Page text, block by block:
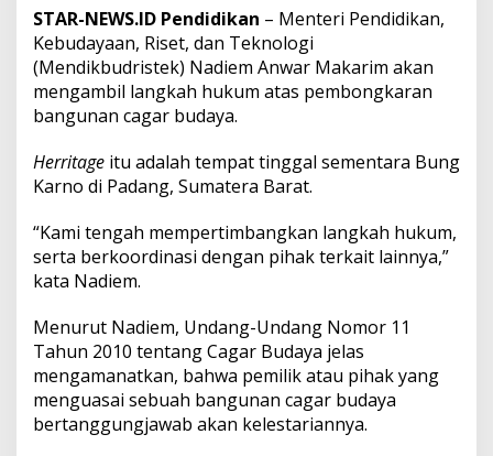
m
A
t
a
s
P
b
o
g
k
a
n
R
u
m
a
h
STAR-NEWS.ID Pendidikan – Menteri Pendidikan,
Kebudayaan, Riset, dan Teknologi
(Mendikbudristek) Nadiem Anwar Makarim akan
mengambil langkah hukum atas pembongkaran
bangunan cagar budaya.
Herritage itu adalah tempat tinggal sementara Bung
Karno di Padang, Sumatera Barat.
“Kami tengah mempertimbangkan langkah hukum,
serta berkoordinasi dengan pihak terkait lainnya,”
kata Nadiem.
Menurut Nadiem, Undang-Undang Nomor 11
Tahun 2010 tentang Cagar Budaya jelas
mengamanatkan, bahwa pemilik atau pihak yang
menguasai sebuah bangunan cagar budaya
bertanggungjawab akan kelestariannya.